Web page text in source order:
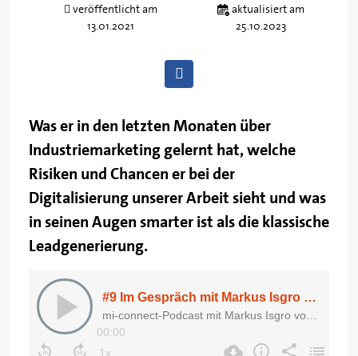
veröffentlicht am
13.01.2021
aktualisiert am
25.10.2023
Was er in den letzten Monaten über
Industriemarketing gelernt hat, welche
Risiken und Chancen er bei der
Digitalisierung unserer Arbeit sieht und was
in seinen Augen smarter ist als die klassische
Leadgenerierung.